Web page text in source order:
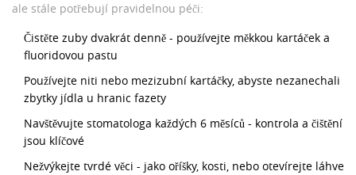
ale stále potřebují pravidelnou péči:
Čistěte zuby dvakrát denně - používejte měkkou kartáček a
fluoridovou pastu
Používejte niti nebo mezizubní kartáčky, abyste nezanechali
zbytky jídla u hranic fazety
Navštěvujte stomatologa každých 6 měsíců - kontrola a čištění
jsou klíčové
Nežvýkejte tvrdé věci - jako oříšky, kosti, nebo otevírejte láhve